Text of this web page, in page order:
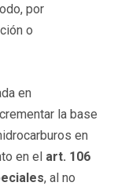
por
o
en
la base
en
en el art. 106
, al no